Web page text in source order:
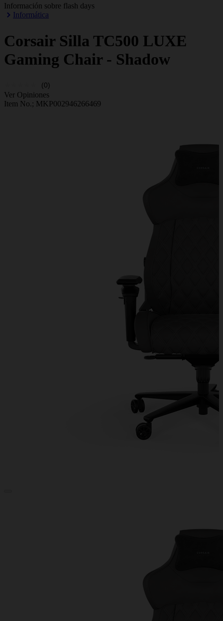
Información sobre flash days
Informática
Corsair Silla TC500 LUXE
Gaming Chair - Shadow
(0)
Ver Opiniones
Item No.; MKP002946266469